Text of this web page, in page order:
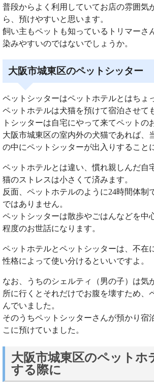
普段からよく利用していてお店の雰囲気
ら、預けやすいと思います。
飼い主もペットも知っているトリマーさ
染みやすいのではないでしょうか。
大阪市城東区のペットシッター
ペットシッターはペットホテルとはちょ
ペットホテルは犬猫を預けて宿泊させて
トシッターは自宅にやって来てペットの
大阪市城東区の室内外の犬猫であれば、
の中にペットシッターが出入りすること
ペットホテルとは違い、慣れ親しんだ自
猫のストレスは小さくて済みます。
反面、ペットホテルのように24時間体制
ではありません。
ペットシッターは散歩やごはんなどを中
程度のお世話になります。
ペットホテルとペットシッターは、不在
性格によって使い分けるといいですよ。
なお、うちのシェルティ（男の子）は気
所に行くとそれだけでお腹を壊すため、
んでいました。
そのうちペットシッターさんが預かり宿
こに預けていました。
大阪市城東区のペットホ
する際に